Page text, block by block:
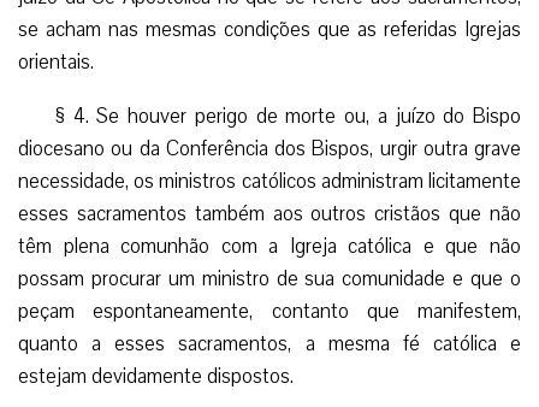
se acham nas mesmas condições que as referidas Igrejas
orientais.
§ 4. Se houver perigo de morte ou, a juízo do Bispo
diocesano ou da Conferência dos Bispos, urgir outra grave
necessidade, os ministros católicos administram licitamente
esses sacramentos também aos outros cristãos que não
têm plena comunhão com a Igreja católica e que não
possam procurar um ministro de sua comunidade e que o
peçam espontaneamente, contanto que manifestem,
quanto a esses sacramentos, a mesma fé católica e
estejam devidamente dispostos.